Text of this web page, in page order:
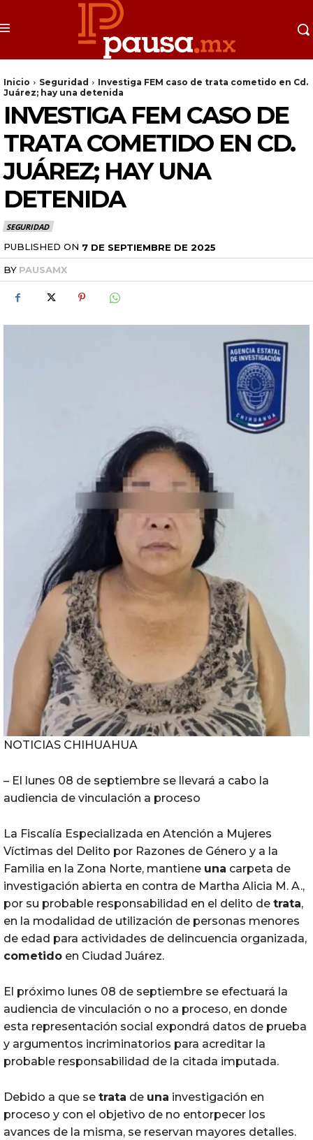
Inicio Seguridad
Investiga FEM caso de trata cometido en Cd.
Juárez; hay una detenida
INVESTIGA FEM CASO DE
TRATA COMETIDO EN CD.
JUÁREZ; HAY UNA
DETENIDA
SEGURIDAD
PUBLISHED ON 7 DE SEPTIEMBRE DE 2025
BY PAUSAMX
NOTICIAS CHIHUAHUA
– El lunes 08 de septiembre se llevará a cabo la
audiencia de vinculación a proceso
La Fiscalía Especializada en Atención a Mujeres
Víctimas del Delito por Razones de Género y a la
Familia en la Zona Norte, mantiene una carpeta de
investigación abierta en contra de Martha Alicia M. A.,
por su probable responsabilidad en el delito de trata,
en la modalidad de utilización de personas menores
de edad para actividades de delincuencia organizada,
cometido en Ciudad Juárez.
El próximo lunes 08 de septiembre se efectuará la
audiencia de vinculación o no a proceso, en donde
esta representación social expondrá datos de prueba
y argumentos incriminatorios para acreditar la
probable responsabilidad de la citada imputada.
Debido a que se trata de una investigación en
proceso y con el objetivo de no entorpecer los
avances de la misma, se reservan mayores detalles.